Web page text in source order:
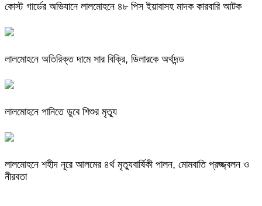
কোস্ট গার্ডের অভিযানে লালমোহনে ৪৮ পিস ইয়াবাসহ মাদক কারবারি আটক
লালমোহনে অতিরিক্ত দামে সার বিক্রি, ডিলারকে অর্থদন্ড
লালমোহনে পানিতে ডুবে শিশুর মৃত্যু
লালমোহনে শহীদ নূরে আলমের ৪র্থ মৃত্যুবার্ষিকী পালন, মোমবাতি প্রজ্জ্বলন ও
নীরবতা